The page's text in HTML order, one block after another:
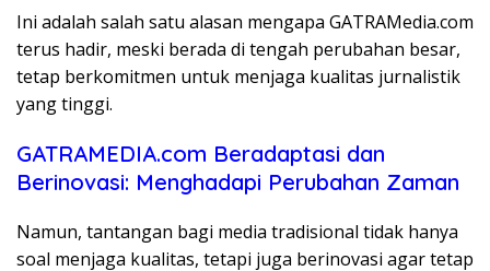
Ini adalah salah satu alasan mengapa GATRAMedia.com
terus hadir, meski berada di tengah perubahan besar,
tetap berkomitmen untuk menjaga kualitas jurnalistik
yang tinggi.
GATRAMEDIA.com Beradaptasi dan
Berinovasi: Menghadapi Perubahan Zaman
Namun, tantangan bagi media tradisional tidak hanya
soal menjaga kualitas, tetapi juga berinovasi agar tetap